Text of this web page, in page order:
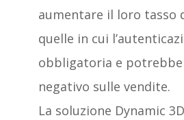
aumentare il loro tasso
quelle in cui
obbligatoria e
negativo sulle vendite.
La soluzione Dynamic